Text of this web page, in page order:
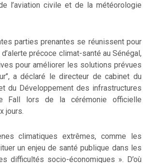
l’aviation civile et de la météorologie
parties prenantes se réunissent pour
précoce climat-santé au Sénégal,
pour améliorer les solutions prévues
a déclaré le directeur de cabinet du
du Développement des infrastructures
Fall lors de la cérémonie officielle
jours.
climatiques extrêmes, comme les
un enjeu de santé publique dans les
difficultés socio-économiques ». D’où